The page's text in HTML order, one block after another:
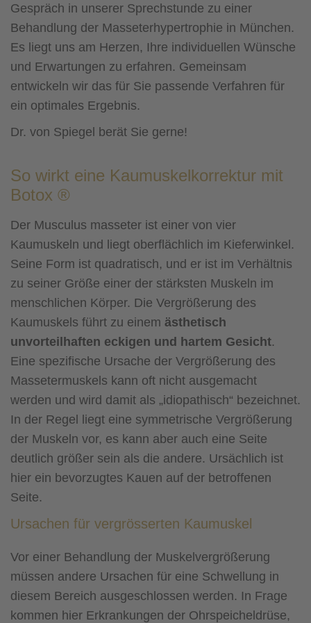
Gespräch in unserer Sprechstunde zu einer
Behandlung der Masseterhypertrophie in München.
Es liegt uns am Herzen, Ihre individuellen Wünsche
und Erwartungen zu erfahren. Gemeinsam
entwickeln wir das für Sie passende Verfahren für
ein optimales Ergebnis.
Dr. von Spiegel berät Sie gerne!
So wirkt eine Kaumuskelkorrektur mit
Botox ®
Der Musculus masseter ist einer von vier
Kaumuskeln und liegt oberflächlich im Kieferwinkel.
Seine Form ist quadratisch, und er ist im Verhältnis
zu seiner Größe einer der stärksten Muskeln im
menschlichen Körper. Die Vergrößerung des
Kaumuskels führt zu einem ästhetisch
unvorteilhaften eckigen und hartem Gesicht.
Eine spezifische Ursache der Vergrößerung des
Massetermuskels kann oft nicht ausgemacht
werden und wird damit als „idiopathisch“ bezeichnet.
In der Regel liegt eine symmetrische Vergrößerung
der Muskeln vor, es kann aber auch eine Seite
deutlich größer sein als die andere. Ursächlich ist
hier ein bevorzugtes Kauen auf der betroffenen
Seite.
Ursachen für vergrösserten Kaumuskel
Vor einer Behandlung der Muskelvergrößerung
müssen andere Ursachen für eine Schwellung in
diesem Bereich ausgeschlossen werden. In Frage
kommen hier Erkrankungen der Ohrspeicheldrüse,